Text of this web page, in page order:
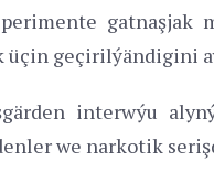
geçirilýändigini
interwýu
we narkotik